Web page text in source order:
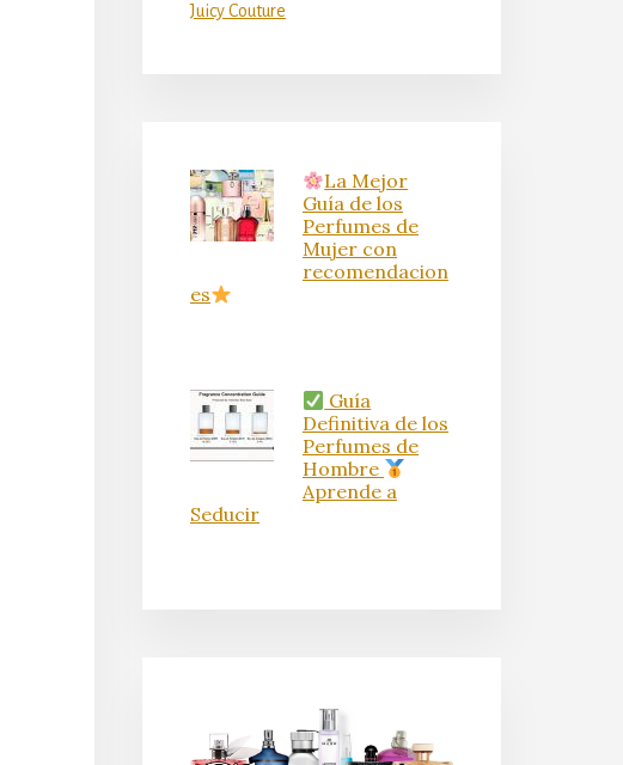
Juicy Couture
La Mejor
Guía de los
Perfumes de
Mujer con
recomendacion
es
Guía
Definitiva de los
Perfumes de
Hombre
Aprende a
Seducir